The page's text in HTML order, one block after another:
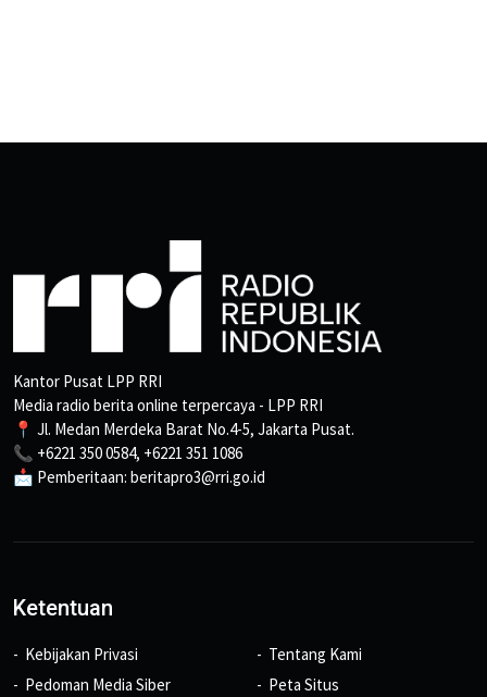
Kantor Pusat LPP RRI
Media radio berita online terpercaya - LPP RRI
📍 Jl. Medan Merdeka Barat No.4-5, Jakarta Pusat.
📞 +6221 350 0584, +6221 351 1086
📩 Pemberitaan: beritapro3@rri.go.id
Ketentuan
Kebijakan Privasi
Pedoman Media Siber
Tentang Kami
Peta Situs